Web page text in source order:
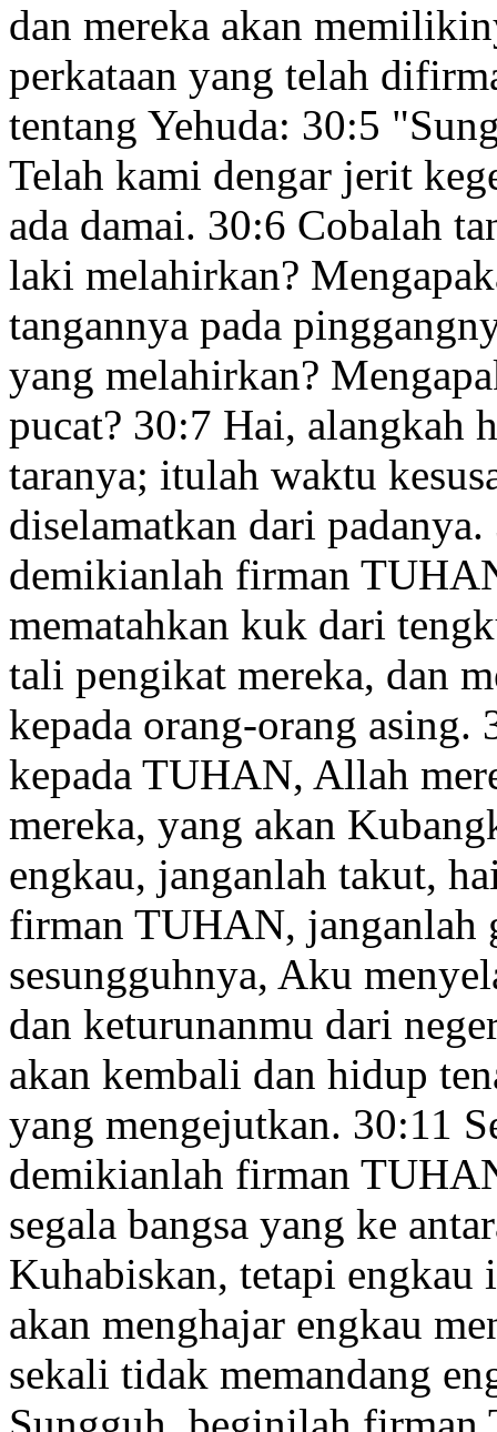
dan mereka akan
perkataan yang telah
tentang Yehuda: 30:5
Telah kami dengar jerit
ada damai. 30:6 Cobalah
laki melahirkan?
tangannya pada
yang melahirkan?
pucat? 30:7 Hai, alangkah
taranya; itulah waktu
diselamatkan dari padanya.
demikianlah firman
mematahkan kuk dari
tali pengikat mereka, dan
kepada orang-orang asing.
kepada TUHAN, Allah
mereka, yang akan
engkau, janganlah takut,
firman TUHAN, janganlah
sesungguhnya, Aku
dan keturunanmu dari
akan kembali dan hidup
yang mengejutkan. 30:11
demikianlah firman
segala bangsa yang ke
Kuhabiskan, tetapi
akan menghajar engkau
sekali tidak memandang